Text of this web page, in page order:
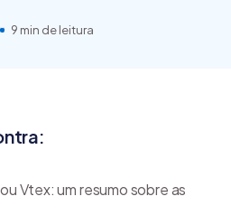
9 min de leitura
Vtex: um resumo sobre as